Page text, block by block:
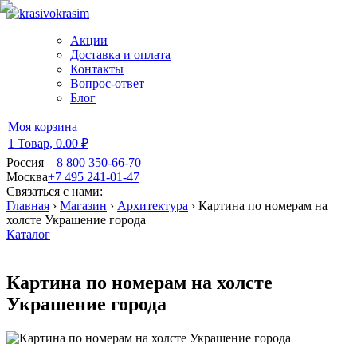
Акции
Доставка и оплата
Контакты
Вопрос-ответ
Блог
Моя корзина
1 Товар, 0.00 ₽
Россия
8 800 350-66-70
Москва+7 495 241-01-47
Связаться с нами:
Главная › Магазин › Архитектура › Картина по номерам на
холсте Украшение города
Каталог
Картина по номерам на холсте
Украшение города